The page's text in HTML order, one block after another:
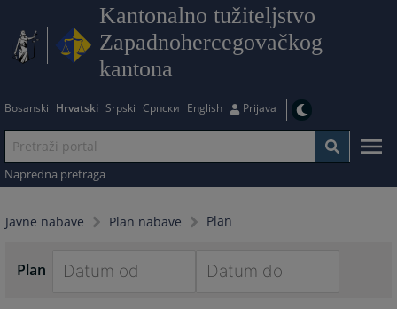
Kantonalno tužiteljstvo
Zapadnohercegovačkog
kantona
Bosanski Hrvatski Srpski Српски English Prijava
Napredna pretraga
Javne nabave Plan nabave Plan
Plan